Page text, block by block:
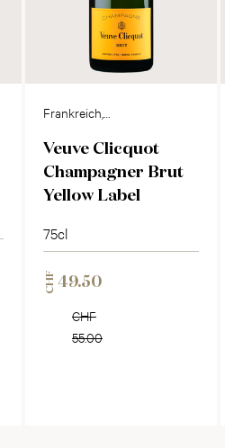
Frankreich,
Veuve Clicquot
Champagner Brut
Yellow Label
75cl
CHF 49.50
CHF
55.00